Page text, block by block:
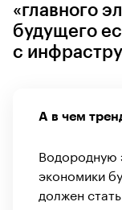
«главного
будущего
с
А в чем
Водородную
экономики
должен